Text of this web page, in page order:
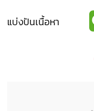
แบ่งปันเนื้อหา